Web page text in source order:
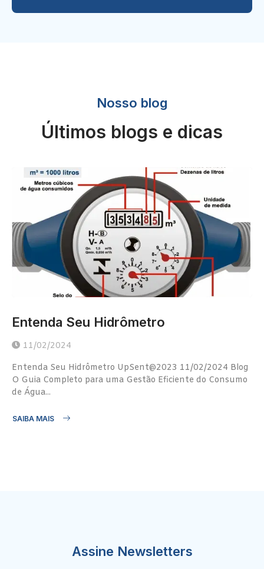
Nosso blog
Últimos blogs e dicas
Entenda Seu Hidrômetro
11/02/2024
Entenda Seu Hidrômetro UpSent@2023 11/02/2024 Blog
O Guia Completo para uma Gestão Eficiente do Consumo
de Água...
SAIBA MAIS
Assine Newsletters